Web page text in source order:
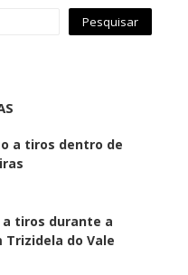
a tiros dentro de
a tiros durante a
Trizidela do Vale